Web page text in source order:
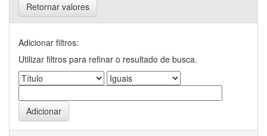
Retornar valores
Adicionar filtros:
Utilizar filtros para refinar o resultado de busca.